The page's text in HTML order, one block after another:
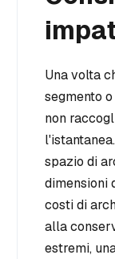
Una volta
segmento
non
spazio di
dimensioni
costi di
alla
estremi,